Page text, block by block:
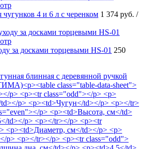
чугунков 4 и 6 л с черенком 1 374 руб. /
за досками торцевыми HS-01 250